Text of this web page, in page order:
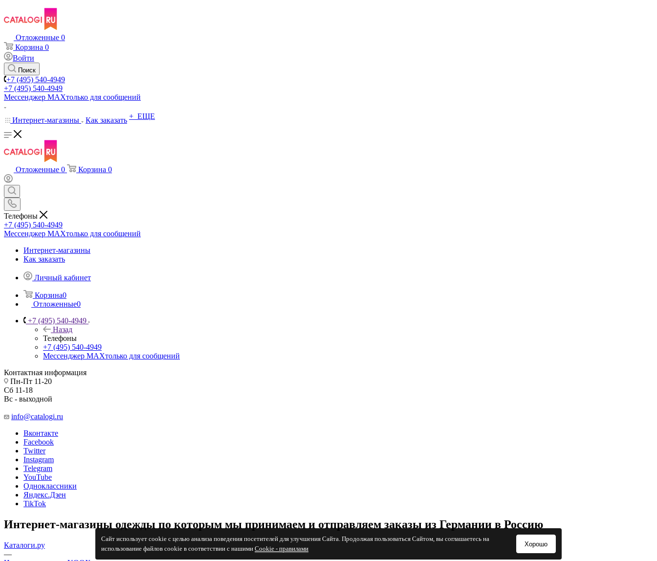
Сайт использует cookie с целью анализа поведения посетителей для улучшения Сайта. Продолжая пользоваться Сайтом, вы соглашаетесь на
использование файлов cookie в соответствии с нашими Cookiе - правилами
Хорошо
Отложенные 0
Корзина 0
Войти
Поиск
+7 (495) 540-4949
+7 (495) 540-4949
Мессенджер МАХтолько для сообщений
Интернет-магазины Как заказать + ЕЩЕ
Отложенные 0 Корзина 0
Телефоны
+7 (495) 540-4949
Мессенджер МАХтолько для сообщений
Интернет-магазины
Как заказать
Личный кабинет
Корзина0
Отложенные0
+7 (495) 540-4949
Назад
Телефоны
+7 (495) 540-4949
Мессенджер МАХтолько для сообщений
Контактная информация
Пн-Пт 11-20
Сб 11-18
Вс - выходной
info@catalogi.ru
Вконтакте
Facebook
Twitter
Instagram
Telegram
YouTube
Одноклассники
Яндекс.Дзен
TikTok
Интернет-магазины одежды по которым мы принимаем и отправляем заказы из Германии в Россию
Каталоги.ру
—